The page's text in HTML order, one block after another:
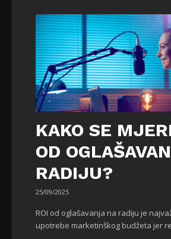
KAKO SE
OD
RADIJU?
25/09/2025
ROI od oglašavanja na radiju je
upotrebe marketinškog budžeta jer